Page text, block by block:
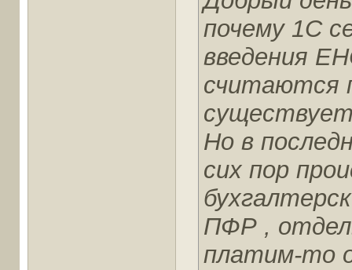
почему 1С
введения
считаются
существует
Но в
сих пор
ПФР ,
платим-то